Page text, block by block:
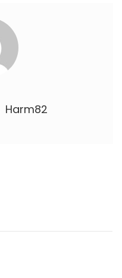
Harm82